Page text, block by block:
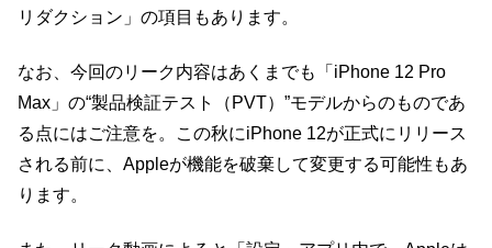
リダクション」の項目もあります。
なお、今回のリーク内容はあくまでも「iPhone 12 Pro
Max」の“製品検証テスト（PVT）”モデルからのものであ
る点にはご注意を。この秋にiPhone 12が正式にリリース
される前に、Appleが機能を破棄して変更する可能性もあ
ります。